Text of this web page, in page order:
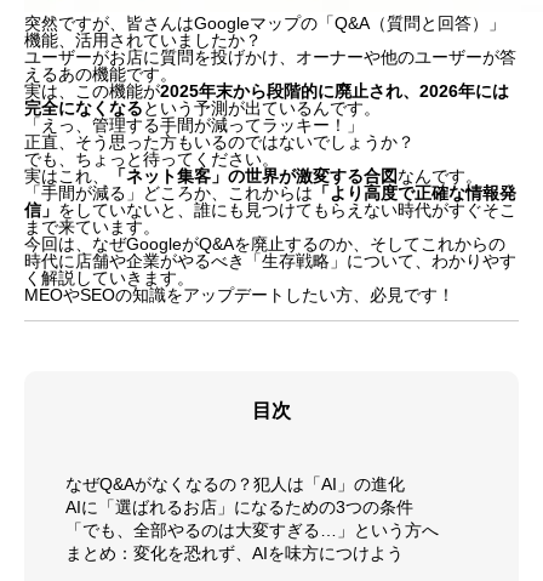
突然ですが、皆さんはGoogleマップの「Q&A（質問と回答）」
機能、活用されていましたか？
ユーザーがお店に質問を投げかけ、オーナーや他のユーザーが答
えるあの機能です。
実は、この機能が2025年末から段階的に廃止され、2026年には
完全になくなるという予測が出ているんです。
「えっ、管理する手間が減ってラッキー！」
正直、そう思った方もいるのではないでしょうか？
でも、ちょっと待ってください。
実はこれ、
「ネット集客」の世界が激変する合図なんです。
「手間が減る」どころか、これからは 「より高度で正確な情報発
信」 をしていないと、誰にも見つけてもらえない時代がすぐそこ
まで来ています。
今回は、なぜGoogleがQ&Aを廃止するのか、そしてこれからの
時代に店舗や企業がやるべき「生存戦略」について、わかりやす
く解説していきます。
MEOやSEOの知識をアップデートしたい方、必見です！
目次
なぜQ&Aがなくなるの？犯人は「AI」の進化
AIに「選ばれるお店」になるための3つの条件
「でも、全部やるのは大変すぎる…」という方へ
まとめ：変化を恐れず、AIを味方につけよう